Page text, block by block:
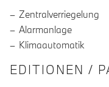
Zentralverriegelung
Alarmanlage
Klimaautomatik
EDITIONEN /